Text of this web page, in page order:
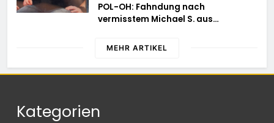
POL-OH: Fahndung nach
vermisstem Michael S. aus
MEHR ARTIKEL
Kategorien